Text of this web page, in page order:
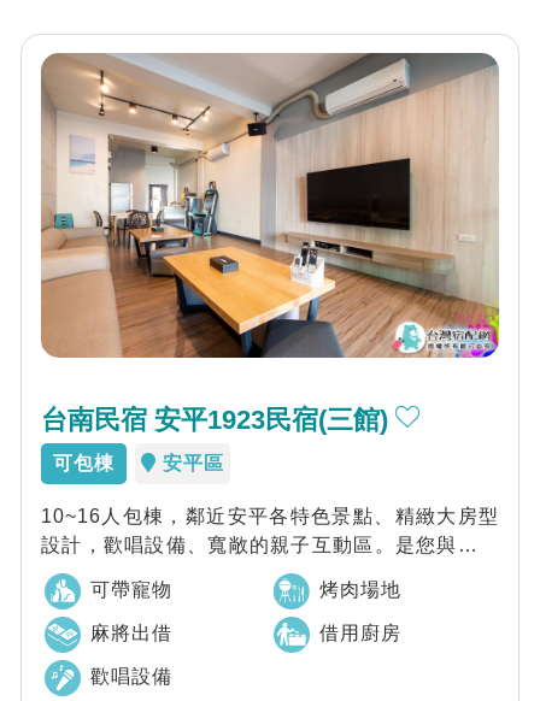
台南民宿 安平1923民宿(三館)
可包棟 安平區
10~16人包棟，鄰近安平各特色景點、精緻大房型
設計，歡唱設備、寬敞的親子互動區。是您與家人
旅遊台南最優質的划算選擇。
可帶寵物 烤肉場地
麻將出借 借用廚房
歡唱設備